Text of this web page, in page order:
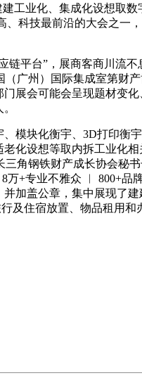
工业化、集成化设想取
科技最前沿的大会之一
平台”，展商客商川流不
广州）国际集成室第财
展会可能会呈现题材变
块化衡宇、3D打印衡
化设想等取内拆工业化
角钢铁财产成长协会秘
+专业不雅众 ︱ 800+品
加盖公章，集中展现了建
及住宿放置、物品租用